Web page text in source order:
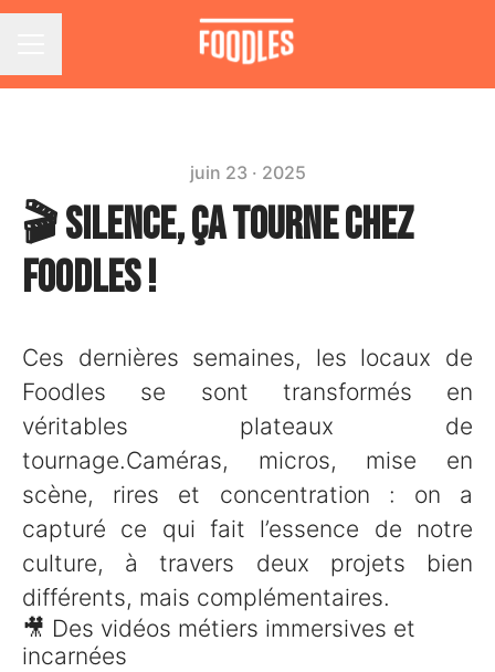
juin 23 · 2025
🎬 Silence, ça tourne chez
Foodles !
Ces dernières semaines, les locaux de
Foodles se sont transformés en
véritables plateaux de
tournage.Caméras, micros, mise en
scène, rires et concentration : on a
capturé ce qui fait l’essence de notre
culture, à travers deux projets bien
différents, mais complémentaires.
🎥 Des vidéos métiers immersives et
incarnées